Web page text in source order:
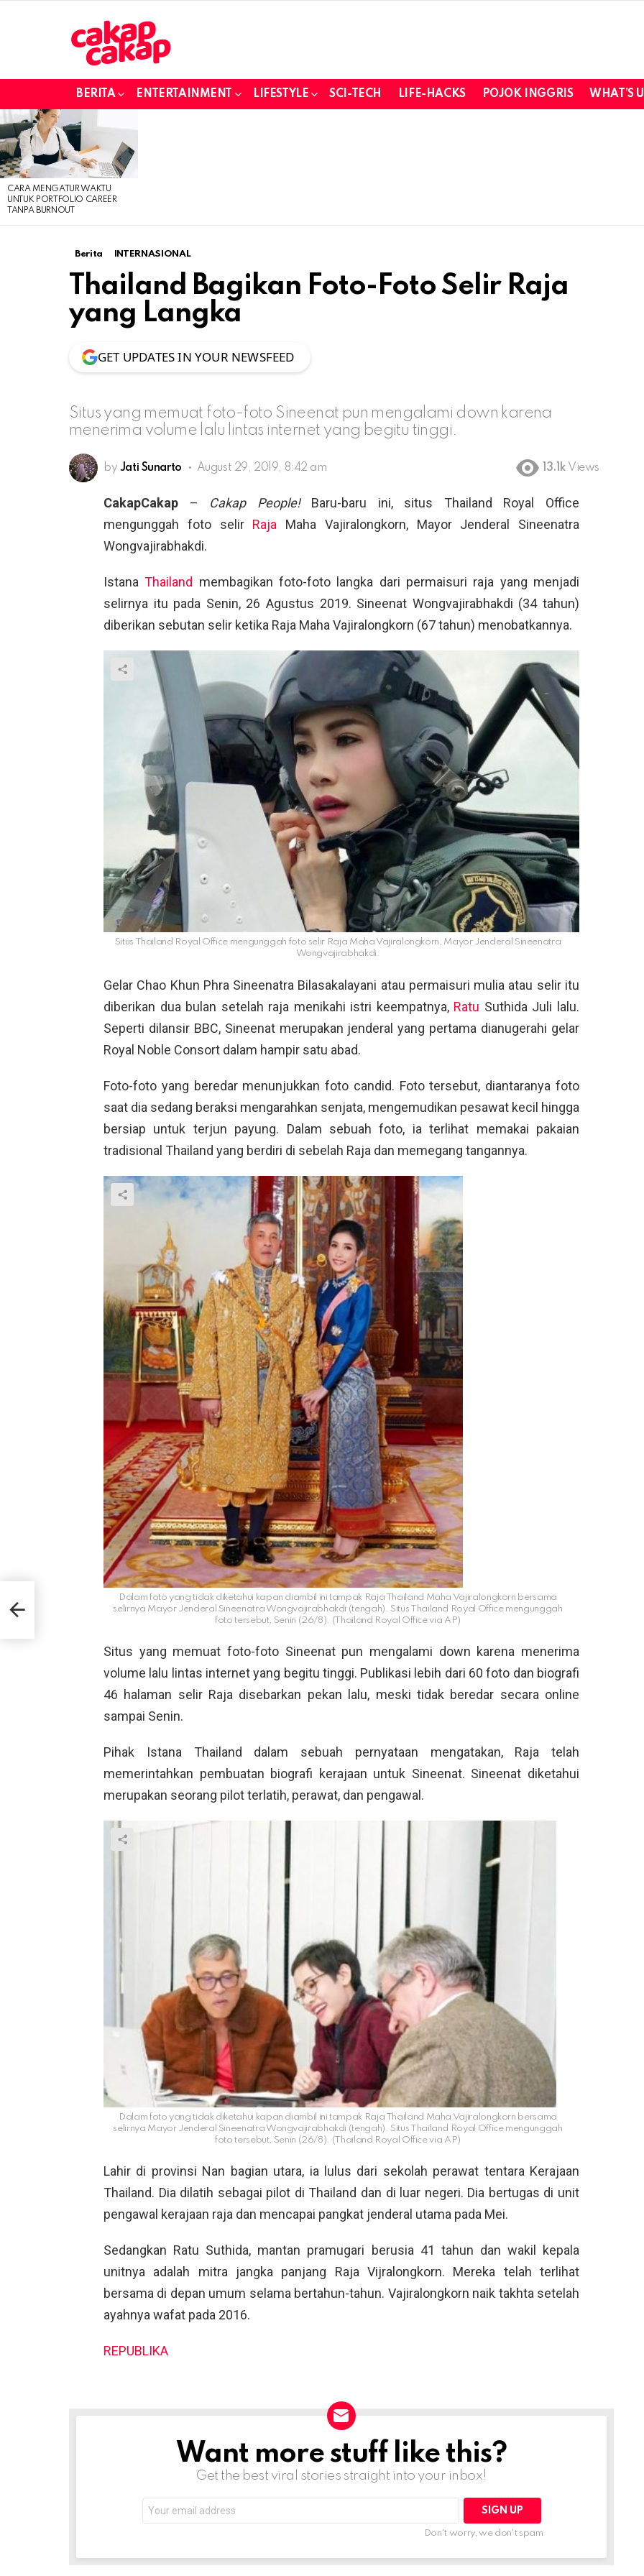
BERITA ENTERTAINMENT LIFESTYLE SCI-TECH LIFE-HACKS POJOK INGGRIS WHAT’S
LATEST
STORIES
CARA MENGATUR WAKTU
UNTUK PORTFOLIO CAREER
TANPA BURNOUT
Berita INTERNASIONAL
Thailand Bagikan Foto-Foto Selir Raja
yang Langka
GET UPDATES IN YOUR NEWSFEED
Situs yang memuat foto-foto Sineenat pun mengalami down karena
menerima volume lalu lintas internet yang begitu tinggi.
by Jati Sunarto August 29, 2019, 8:42 am 13.1k Views
CakapCakap – Cakap People!Baru-baru ini, situs Thailand Royal Office
mengunggah foto selir Raja Maha Vajiralongkorn, Mayor Jenderal Sineenatra
Wongvajirabhakdi.
IstanaThailand membagikan foto-foto langka dari permaisuri raja yang menjadi
selirnya itu pada Senin, 26 Agustus 2019. Sineenat Wongvajirabhakdi (34 tahun)
diberikan sebutan selir ketika Raja Maha Vajiralongkorn (67 tahun) menobatkannya.
Situs Thailand Royal Office mengunggah foto selir Raja Maha Vajiralongkorn, Mayor Jenderal Sineenatra
Wongvajirabhakdi.
Gelar Chao Khun Phra Sineenatra Bilasakalayani atau permaisuri mulia atau selir itu
diberikan dua bulan setelah raja menikahi istri keempatnya, Ratu Suthida Juli lalu.
Seperti dilansir BBC, Sineenat merupakan jenderal yang pertama dianugerahi gelar
Royal Noble Consort dalam hampir satu abad.
Foto-foto yang beredar menunjukkan foto candid. Foto tersebut, diantaranya foto
saat dia sedang beraksi mengarahkan senjata, mengemudikan pesawat kecil hingga
bersiap untuk terjun payung. Dalam sebuah foto, ia terlihat memakai pakaian
tradisional Thailand yang berdiri di sebelah Raja dan memegang tangannya.
Dalam foto yang tidak diketahui kapan diambil ini tampak Raja Thailand Maha Vajiralongkorn bersama
selirnya Mayor Jenderal Sineenatra Wongvajirabhakdi (tengah). Situs Thailand Royal Office mengunggah
foto tersebut, Senin (26/8). (Thailand Royal Office via AP)
Situs yang memuat foto-foto Sineenat pun mengalami down karena menerima
volume lalu lintas internet yang begitu tinggi. Publikasi lebih dari 60 foto dan biografi
46 halaman selir Raja disebarkan pekan lalu, meski tidak beredar secara online
sampai Senin.
Pihak Istana Thailand dalam sebuah pernyataan mengatakan, Raja telah
memerintahkan pembuatan biografi kerajaan untuk Sineenat. Sineenat diketahui
merupakan seorang pilot terlatih, perawat, dan pengawal.
Dalam foto yang tidak diketahui kapan diambil ini tampak Raja Thailand Maha Vajiralongkorn bersama
selirnya Mayor Jenderal Sineenatra Wongvajirabhakdi (tengah). Situs Thailand Royal Office mengunggah
foto tersebut, Senin (26/8). (Thailand Royal Office via AP)
Lahir di provinsi Nan bagian utara, ia lulus dari sekolah perawat tentara Kerajaan
Thailand. Dia dilatih sebagai pilot di Thailand dan di luar negeri. Dia bertugas di unit
pengawal kerajaan raja dan mencapai pangkat jenderal utama pada Mei.
Sedangkan Ratu Suthida, mantan pramugari berusia 41 tahun dan wakil kepala
unitnya adalah mitra jangka panjang Raja Vijralongkorn. Mereka telah terlihat
bersama di depan umum selama bertahun-tahun. Vajiralongkorn naik takhta setelah
ayahnya wafat pada 2016.
REPUBLIKA
NEWSLETTERWant more stuff like this?
Get the best viral stories straight into your inbox!
address:
Don't worry, we don't spam